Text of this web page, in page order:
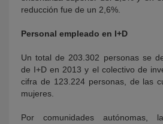
reducción fue de un 2,6%.
Personal empleado en I+D
Un total de 203.302 personas se
de I+D en 2013 y el colectivo de
cifra de 123.224 personas, de las
mujeres.
Por comunidades autónomas,